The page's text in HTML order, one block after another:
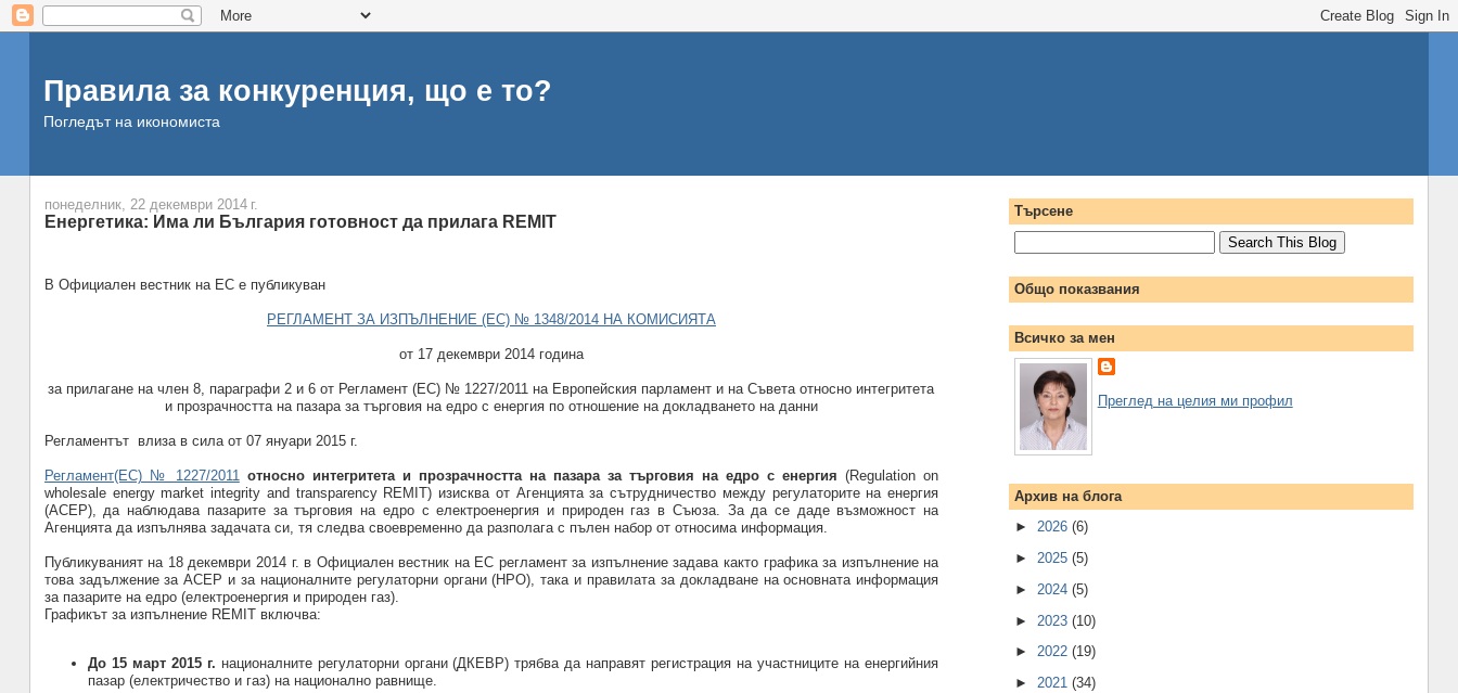
Правила за конкуренция, що е то?
Погледът на икономиста
понеделник, 22 декември 2014 г.
Енергетика: Има ли България готовност да прилага REMIT
В Официален вестник на ЕС е публикуван
РЕГЛАМЕНТ ЗА ИЗПЪЛНЕНИЕ (ЕС) № 1348/2014 НА КОМИСИЯТА
от 17 декември 2014 година
за прилагане на член 8, параграфи 2 и 6 от Регламент (ЕС) № 1227/2011 на Европейския парламент и на Съвета относно интегритета
и прозрачността на пазара за търговия на едро с енергия по отношение на докладването на данни
Регламентът влиза в сила от 07 януари 2015 г.
Регламент(ЕС) № 1227/2011 относно интегритета и прозрачността на пазара за търговия на едро с енергия(Regulationon
wholesale energy market integrity and transparency REMIT) изисква от Агенцията за сътрудничество между регулаторите на енергия
(АСЕР), да наблюдава пазарите за търговия на едро с електроенергия и природен газ в Съюза. За да се даде възможност на
Агенцията да изпълнява задачата си, тя следва своевременно да разполага с пълен набор от относима информация.
Публикуваният на 18 декември 2014 г. в Официален вестник на ЕС регламент за изпълнение задава както графика за изпълнение на
това задължение за АСЕР и за националните регулаторни органи (НРО), така и правилата за докладване на основната информация
за пазарите на едро (електроенергия и природен газ).
Графикът за изпълнение REMIT включва:
До 15 март 2015 г. националните регулаторни органи (ДКЕВР) трябва да направятрегистрация на участниците на енергийния
пазар (електричество и газ) на национално равнище.
Търсене
Общо показвания
Всичко за мен
Преглед на целия ми профил
Архив на блога
► 2026 (6)
► 2025 (5)
► 2024 (5)
► 2023 (10)
► 2022 (19)
► 2021 (34)